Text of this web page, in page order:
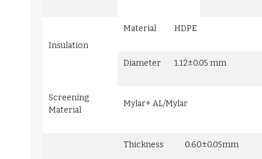
Insulation
Material HDPE
Diameter 1.12±0.05 mm
Screening
Material
Mylar+ AL/Mylar
Thickness 0.60±0.05mm